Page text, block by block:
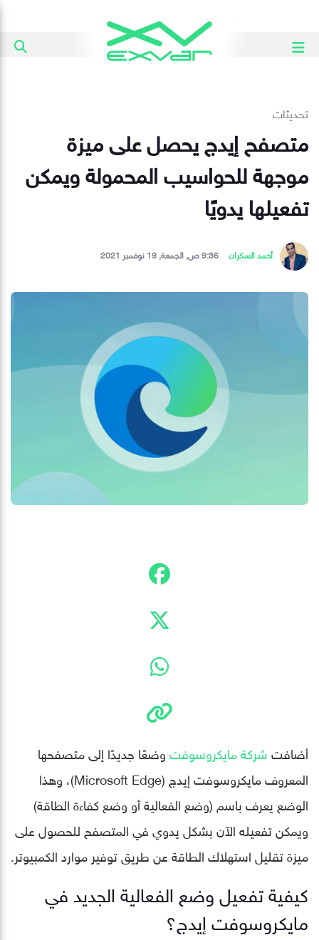
تحديثات
متصفح إيدج يحصل على ميزة
موجهة للحواسيب المحمولة ويمكن
تفعيلها يدويًا
أحمد السكران 9:36 ص, الجمعة, 19 نوفمبر 2021
أضافتشركة مايكروسوفتوضعًا جديدًا إلى متصفحها
المعروف مايكروسوفت إيدج (Microsoft Edge)، وهذا
الوضع يعرف باسم (وضع الفعالية أو وضع كفاءة الطاقة)
ويمكن تفعيله الآن بشكل يدوي في المتصفح للحصول على
ميزة تقليل استهلاك الطاقة عن طريق توفير موارد الكمبيوتر.
كيفية تفعيل وضع الفعالية الجديد في
مايكروسوفت إيدج؟